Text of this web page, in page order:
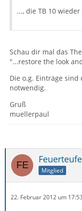
..., die TB 10
Schau dir mal das
"...restore the look
Die o.g. Einträge
notwendig.
Gruß
muellerpaul
Mitglied
22. Februar 2012 um 17:53